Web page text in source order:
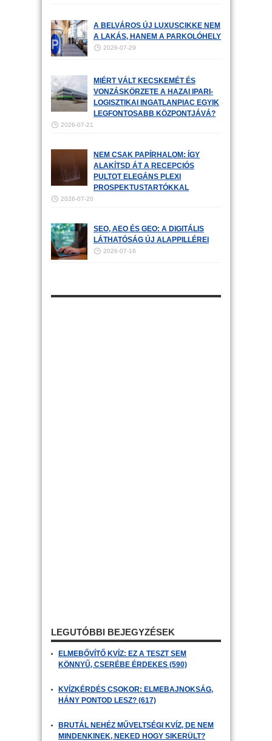
A BELVÁROS ÚJ LUXUSCIKKE NEM
A LAKÁS, HANEM A PARKOLÓHELY
2026-07-29
MIÉRT VÁLT KECSKEMÉT ÉS
VONZÁSKÖRZETE A HAZAI IPARI-
LOGISZTIKAI INGATLANPIAC EGYIK
LEGFONTOSABB KÖZPONTJÁVÁ?
2026-07-21
NEM CSAK PAPÍRHALOM: ÍGY
ALAKÍTSD ÁT A RECEPCIÓS
PULTOT ELEGÁNS PLEXI
PROSPEKTUSTARTÓKKAL
2026-07-20
SEO, AEO ÉS GEO: A DIGITÁLIS
LÁTHATÓSÁG ÚJ ALAPPILLÉREI
2026-07-16
LEGUTÓBBI BEJEGYZÉSEK
ELMEBŐVÍTŐ KVÍZ: EZ A TESZT SEM
KÖNNYŰ, CSERÉBE ÉRDEKES (590)
KVÍZKÉRDÉS CSOKOR: ELMEBAJNOKSÁG,
HÁNY PONTOD LESZ? (617)
BRUTÁL NEHÉZ MŰVELTSÉGI KVÍZ, DE NEM
MINDENKINEK, NEKED HOGY SIKERÜLT?